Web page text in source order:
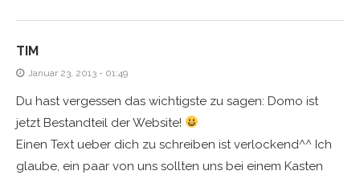
TIM
Januar 23, 2013 - 01:49
Du hast vergessen das wichtigste zu sagen: Domo ist
jetzt Bestandteil der Website!
Einen Text ueber dich zu schreiben ist verlockend^^ Ich
glaube, ein paar von uns sollten uns bei einem Kasten